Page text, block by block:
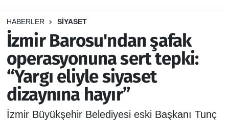
HABERLER SİYASET
İzmir Barosu'ndan şafak
operasyonuna sert tepki:
“Yargı eliyle siyaset
dizaynına hayır”
İzmir Büyükşehir Belediyesi eski Başkanı Tunç
DEPREM
GENEL
EKONOMİ
SİYASET
İzmir Namaz Vakitleri
İzmir Trafik Yoğunluk Haritası
Puan Durumu ve Fikstür
Tüm Manşetler